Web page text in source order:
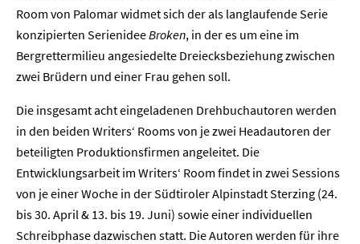
Room von Palomar widmet sich der als langlaufende Serie
konzipierten SerienideeBroken, in der es um eine im
Bergrettermilieu angesiedelte Dreiecksbeziehung zwischen
zwei Brüdern und einer Frau gehen soll.
Die insgesamt acht eingeladenen Drehbuchautoren werden
in den beiden Writers‘ Rooms von je zwei Headautoren der
beteiligten Produktionsfirmen angeleitet. Die
Entwicklungsarbeit im Writers‘ Room findet in zwei Sessions
von je einer Woche in der Südtiroler Alpinstadt Sterzing (24.
bis 30. April & 13. bis 19. Juni) sowie einer individuellen
Schreibphase dazwischen statt. Die Autoren werden für ihre